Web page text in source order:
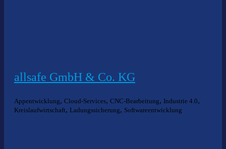
allsafe GmbH & Co. KG
Appentwicklung, Cloud-Services, CNC-Bearbeitung, Industrie 4.0,
Kreislaufwirtschaft, Ladungssicherung, Softwareentwicklung